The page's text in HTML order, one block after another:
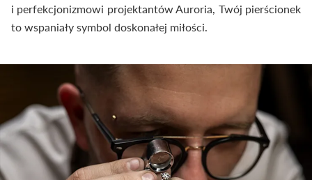
i perfekcjonizmowi projektantów Auroria, Twój pierścionek
to wspaniały symbol doskonałej miłości.